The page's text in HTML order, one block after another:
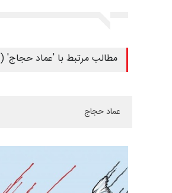
مطالب مرتبط با 'عماد حجاج' (61)